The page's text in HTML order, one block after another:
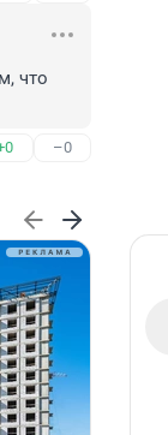
что
–0